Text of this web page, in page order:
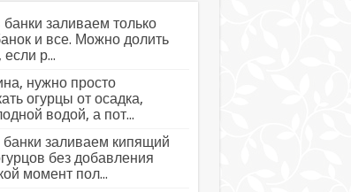
заливаем только
и все. Можно долить
р...
нужно просто
огурцы от осадка,
водой, а пот...
заливаем кипящий
без добавления
момент пол...